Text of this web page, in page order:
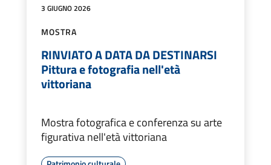
3 GIUGNO 2026
MOSTRA
RINVIATO A DATA DA DESTINARSI
Pittura e fotografia nell'età
vittoriana
Mostra fotografica e conferenza su arte
figurativa nell'età vittoriana